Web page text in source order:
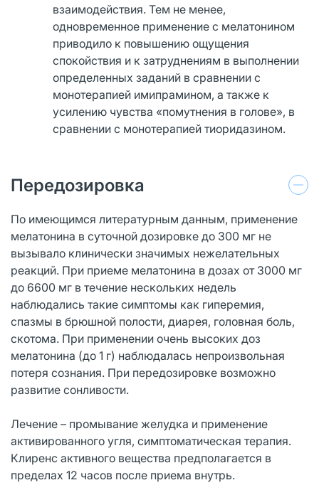
взаимодействия. Тем не менее,
одновременное применение с мелатонином
приводило к повышению ощущения
спокойствия и к затруднениям в выполнении
определенных заданий в сравнении с
монотерапией имипрамином, а также к
усилению чувства «помутнения в голове», в
сравнении с монотерапией тиоридазином.
Передозировка
По имеющимся литературным данным, применение
мелатонина в суточной дозировке до 300 мг не
вызывало клинически значимых нежелательных
реакций. При приеме мелатонина в дозах от 3000 мг
до 6600 мг в течение нескольких недель
наблюдались такие симптомы как гиперемия,
спазмы в брюшной полости, диарея, головная боль,
скотома. При применении очень высоких доз
мелатонина (до 1 г) наблюдалась непроизвольная
потеря сознания. При передозировке возможно
развитие сонливости.
Лечение – промывание желудка и применение
активированного угля, симптоматическая терапия.
Клиренс активного вещества предполагается в
пределах 12 часов после приема внутрь.